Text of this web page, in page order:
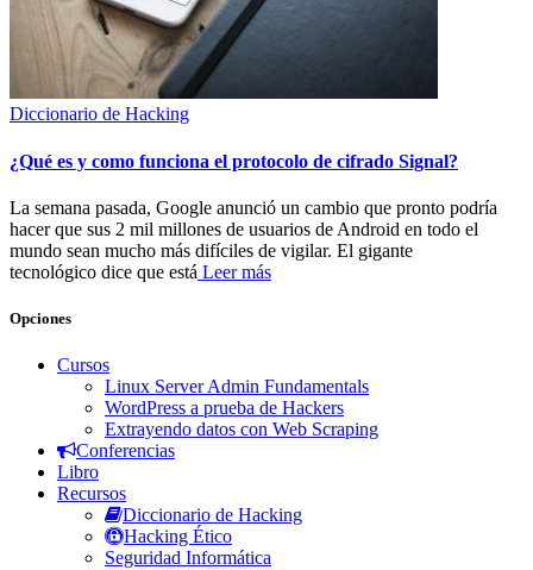
Diccionario de Hacking
¿Qué es y como funciona el protocolo de cifrado Signal?
La semana pasada, Google anunció un cambio que pronto podría
hacer que sus 2 mil millones de usuarios de Android en todo el
mundo sean mucho más difíciles de vigilar. El gigante
tecnológico dice que está Leer más
Opciones
Cursos
Linux Server Admin Fundamentals
WordPress a prueba de Hackers
Extrayendo datos con Web Scraping
Conferencias
Libro
Recursos
Diccionario de Hacking
Hacking Ético
Seguridad Informática